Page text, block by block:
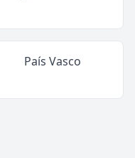
País Vasco